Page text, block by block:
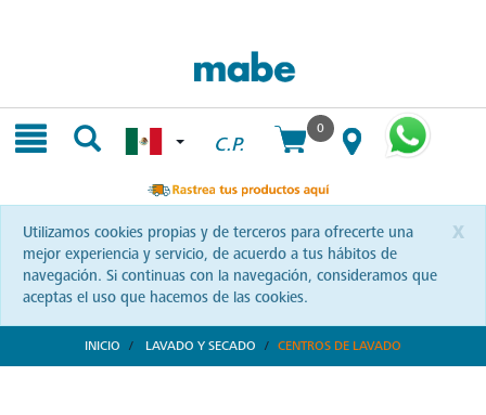
C.P.
0
x
Utilizamos cookies propias y de terceros para ofrecerte una
mejor experiencia y servicio, de acuerdo a tus hábitos de
navegación. Si continuas con la navegación, consideramos que
aceptas el uso que hacemos de las cookies.
INICIO LAVADO Y SECADO CENTROS DE LAVADO